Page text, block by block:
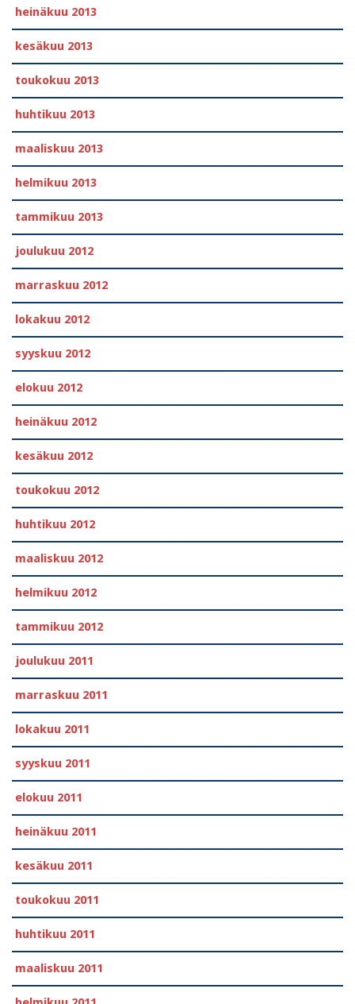
heinäkuu 2013
kesäkuu 2013
toukokuu 2013
huhtikuu 2013
maaliskuu 2013
helmikuu 2013
tammikuu 2013
joulukuu 2012
marraskuu 2012
lokakuu 2012
syyskuu 2012
elokuu 2012
heinäkuu 2012
kesäkuu 2012
toukokuu 2012
huhtikuu 2012
maaliskuu 2012
helmikuu 2012
tammikuu 2012
joulukuu 2011
marraskuu 2011
lokakuu 2011
syyskuu 2011
elokuu 2011
heinäkuu 2011
kesäkuu 2011
toukokuu 2011
huhtikuu 2011
maaliskuu 2011